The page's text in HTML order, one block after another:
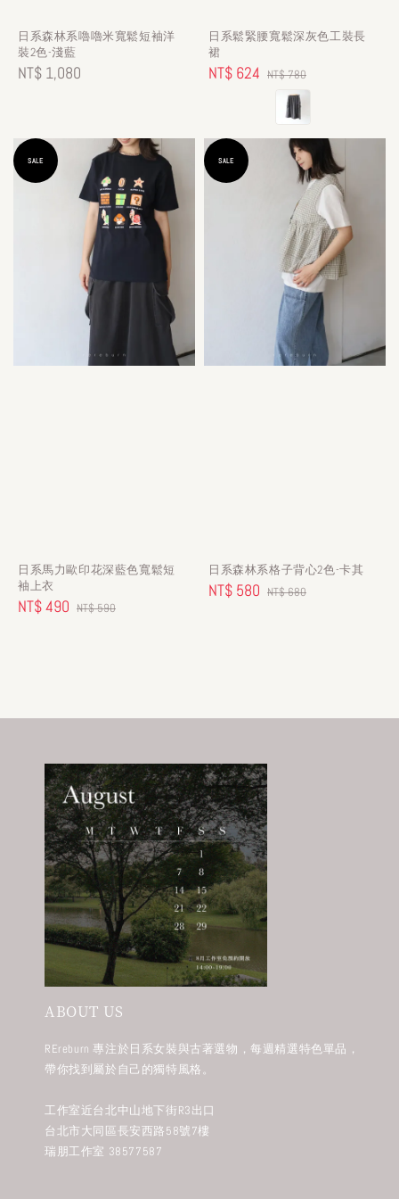
日系森林系嚕嚕米寬鬆短袖洋
裝2色-淺藍
Regular
NT$ 1,080
日系鬆緊腰寬鬆深灰色工裝長
裙
Sale
NT$ 624 Regular
price
NT$ 780
SALE
日系馬力歐印花深藍色寬鬆短
袖上衣
Sale
NT$ 490 Regular
NT$ 590
SALE
日系森林系格子背心2色-卡其
Sale
NT$ 580 Regular
NT$ 680
ABOUT US
REreburn 專注於日系女裝與古著選物，每週精選特色單品，
帶你找到屬於自己的獨特風格。
工作室近台北中山地下街R3出口
台北市大同區長安西路58號7樓
瑞朋工作室 38577587